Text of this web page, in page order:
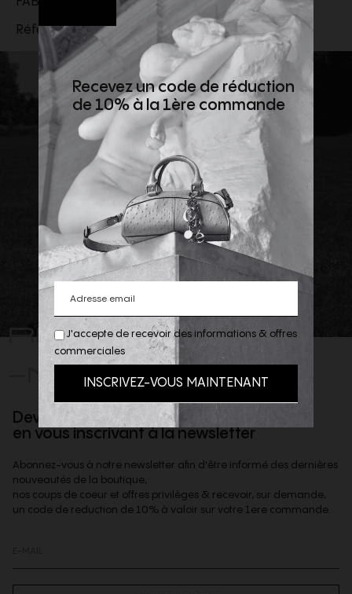
Référence :352553602C.38NO
REJOIGNEZ
-NOUS
Devenez client privilège
en vous inscrivant à la newsletter
Abonnez-vous à notre newsletter afin d'être informé des dernières
nouveautés de la boutique,
nos coups de coeur et offres privilèges & recevoir, sur demande,
un code de reduction de 10% à valoir sur votre 1ere commande.
J'accepte de recevoir des informations & offres
commerciales
Recevez un code de réduction
de 10% à la 1ère commande